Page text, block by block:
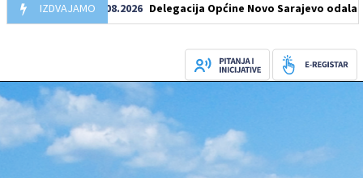
IZDVAJAMO
07.08.2026 Delegacija Općine Novo Sarajevo odala